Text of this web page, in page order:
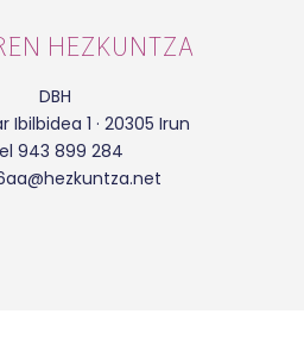
HEZKUNTZA
DBH
Ibilbidea 1 · 20305 Irun
943 899 284